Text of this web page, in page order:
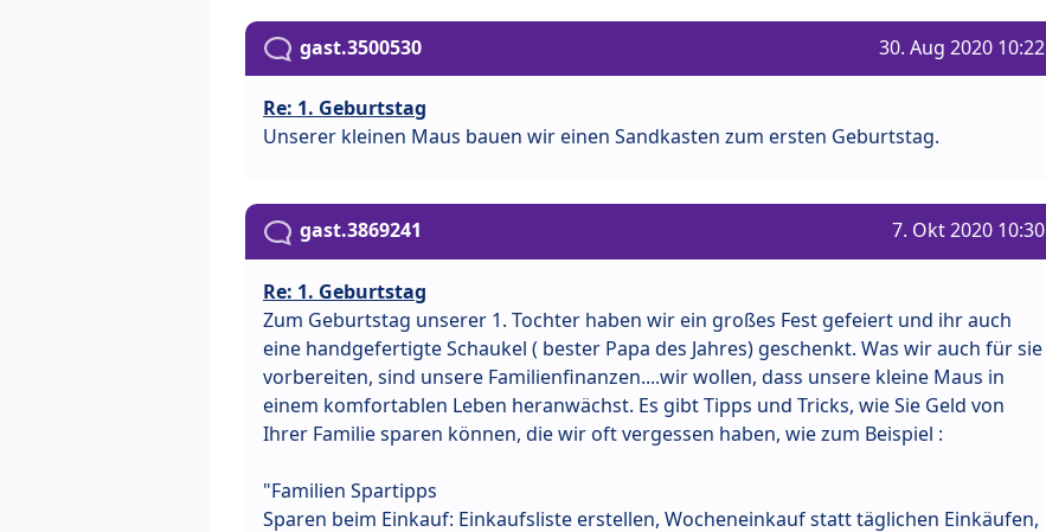
gast.3500530 30. Aug 2020 10:22
Re: 1. Geburtstag
Unserer kleinen Maus bauen wir einen Sandkasten zum ersten Geburtstag.
gast.3869241 7. Okt 2020 10:30
Re: 1. Geburtstag
Zum Geburtstag unserer 1. Tochter haben wir ein großes Fest gefeiert und ihr auch
eine handgefertigte Schaukel ( bester Papa des Jahres) geschenkt. Was wir auch für sie
vorbereiten, sind unsere Familienfinanzen....wir wollen, dass unsere kleine Maus in
einem komfortablen Leben heranwächst. Es gibt Tipps und Tricks, wie Sie Geld von
Ihrer Familie sparen können, die wir oft vergessen haben, wie zum Beispiel :
"Familien Spartipps
Sparen beim Einkauf: Einkaufsliste erstellen, Wocheneinkauf statt täglichen Einkäufen,